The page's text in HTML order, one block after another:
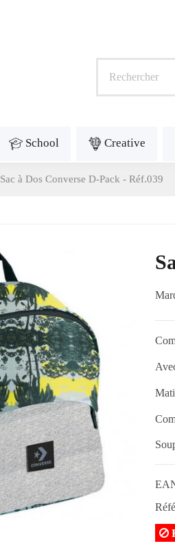
School Creative
Sac à Dos Converse D-Pack - Réf.039